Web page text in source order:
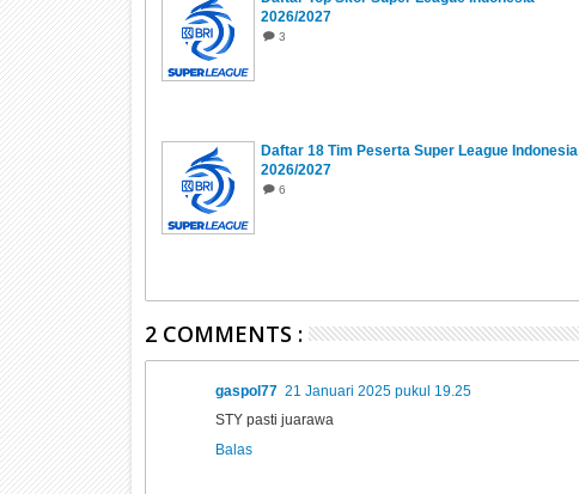
2026/2027
3
Daftar 18 Tim Peserta Super League Indonesia
2026/2027
6
2 COMMENTS :
gaspol77 21 Januari 2025 pukul 19.25
STY pasti juarawa
Balas